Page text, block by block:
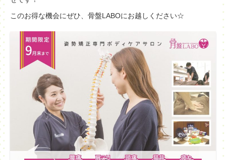
このお得な機会にぜひ、骨盤LABOにお越しください☆